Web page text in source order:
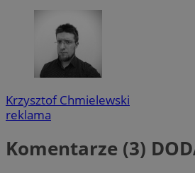
Krzysztof Chmielewski
reklama
Komentarze (3)